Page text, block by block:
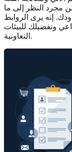
من مجرد النظر إلى ما
إنه يرى الروابط
وتفضيلك للبيئات
التعاونية.